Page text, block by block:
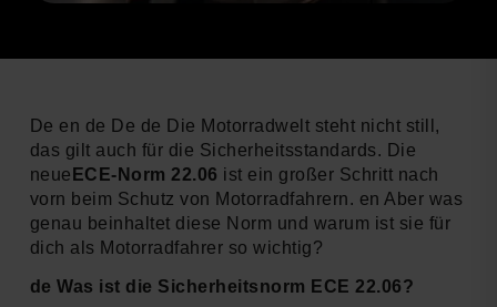
De en de De de Die Motorradwelt steht nicht still,
das gilt auch für die Sicherheitsstandards. Die
neue ECE-Norm 22.06 ist ein großer Schritt nach
vorn beim Schutz von Motorradfahrern. en Aber was
genau beinhaltet diese Norm und warum ist sie für
dich als Motorradfahrer so wichtig?
de Was ist die Sicherheitsnorm ECE 22.06?